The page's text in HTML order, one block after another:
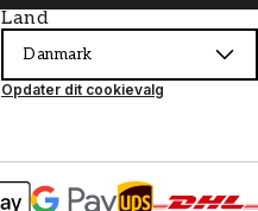
Land
Danmark
Opdater dit cookievalg